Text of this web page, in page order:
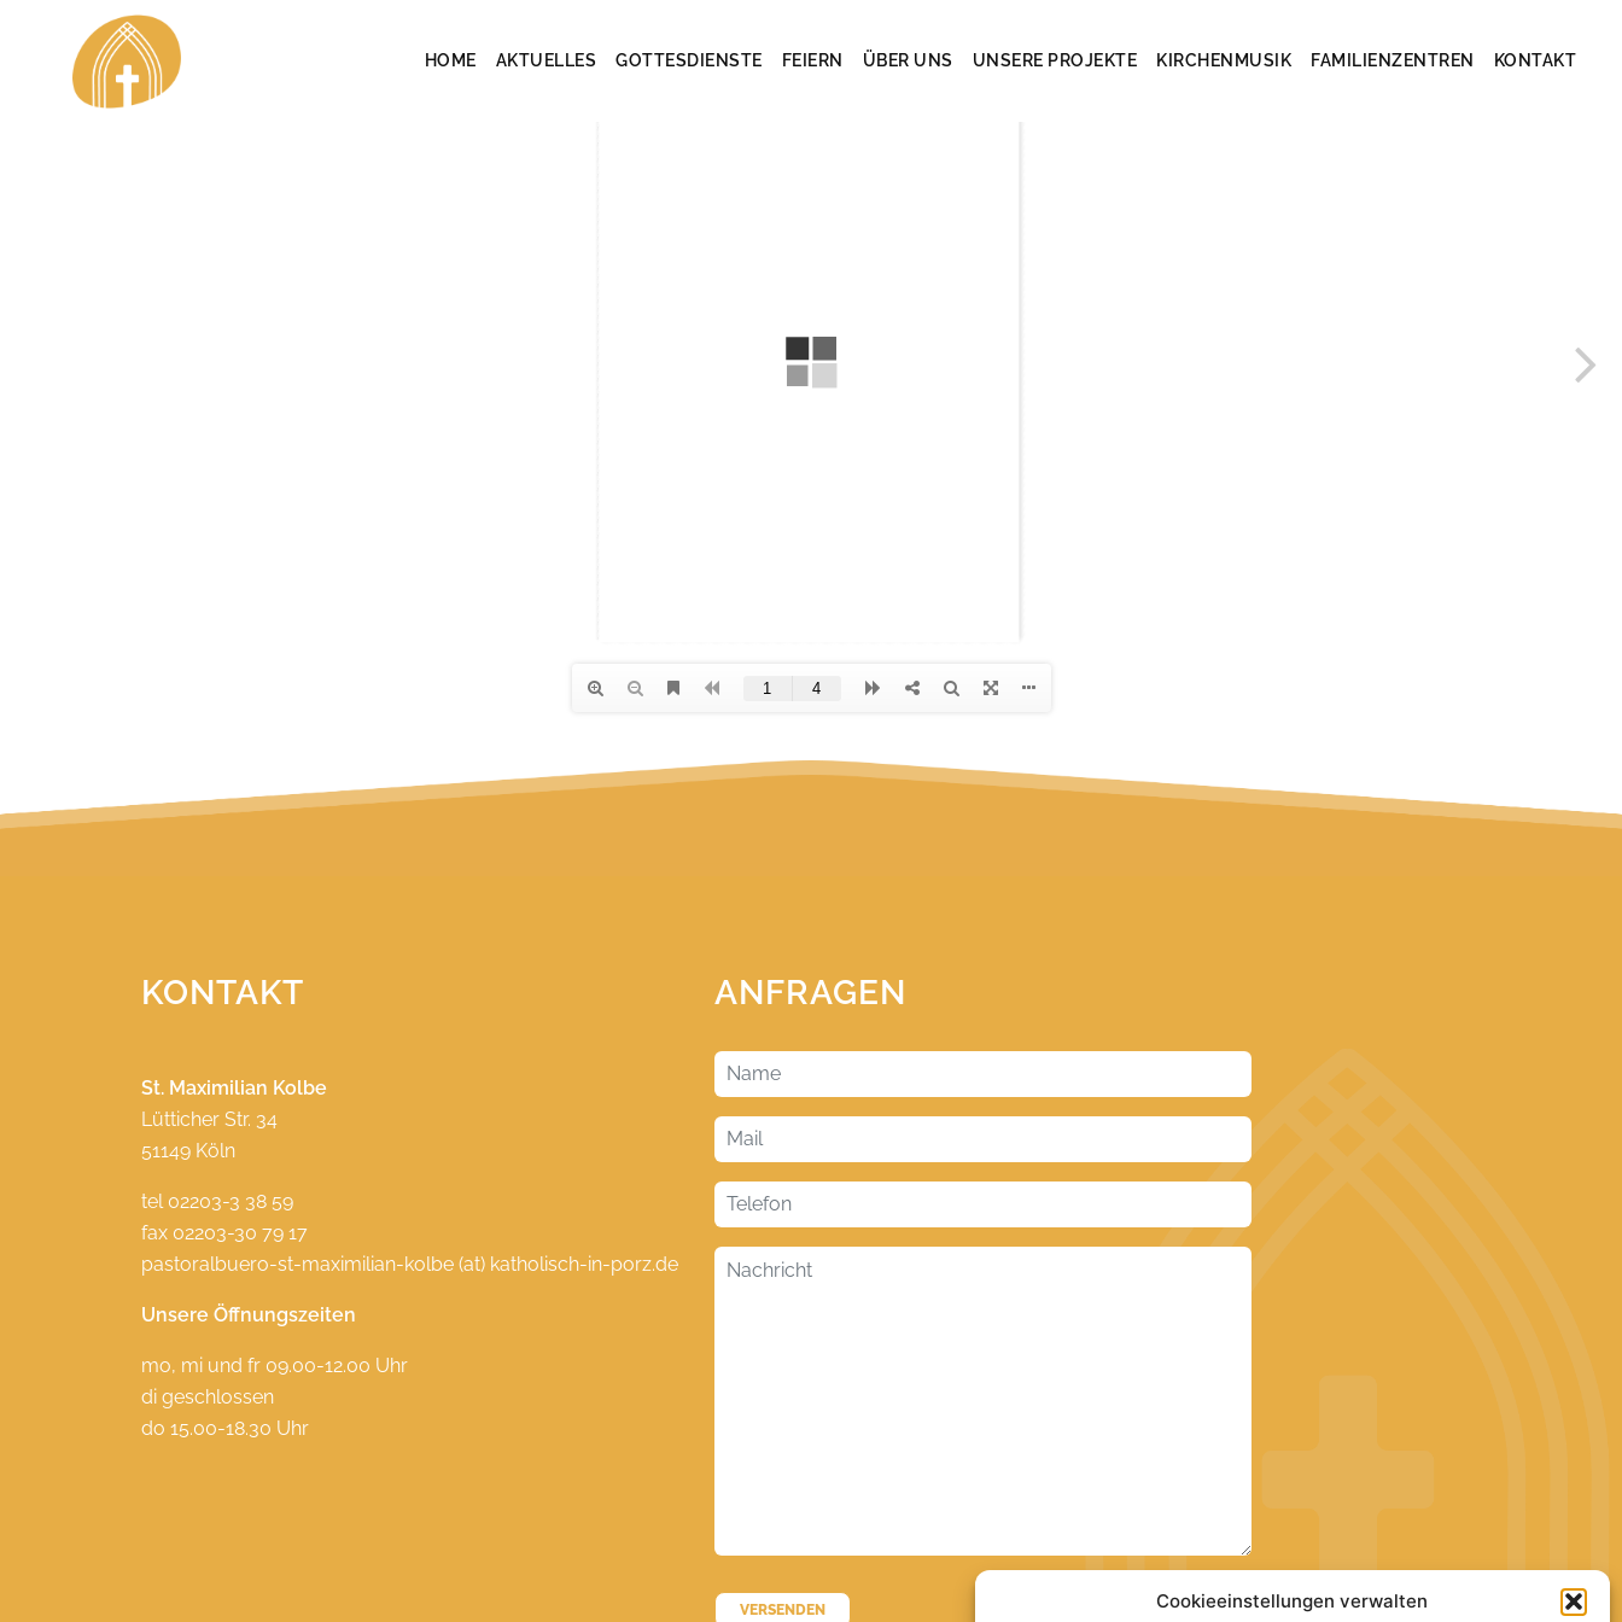
Cookieeinstellungen verwalten
HOME AKTUELLES GOTTESDIENSTE FEIERN ÜBER UNS UNSERE PROJEKTE KIRCHENMUSIK FAMILIENZENTREN KONTAKT
KONTAKT
St. Maximilian Kolbe
Lütticher Str. 34
51149 Köln
tel 02203-3 38 59
fax 02203-30 79 17
pastoralbuero-st-maximilian-kolbe (at) katholisch-in-porz.de
Unsere Öffnungszeiten
mo, mi und fr 09.00-12.00 Uhr
di geschlossen
do 15.00-18.30 Uhr
ANFRAGEN